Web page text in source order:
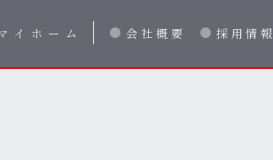
イホーム 会社概要 採用情報